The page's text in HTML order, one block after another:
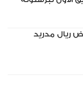
ريال مدريد